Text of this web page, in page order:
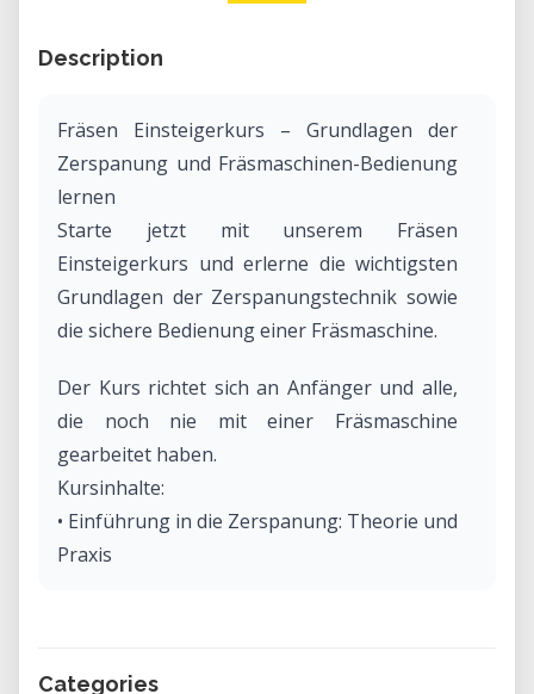
Description
Fräsen Einsteigerkurs – Grundlagen der
Zerspanung und Fräsmaschinen-Bedienung
lernen
Starte jetzt mit unserem Fräsen
Einsteigerkurs und erlerne die wichtigsten
Grundlagen der Zerspanungstechnik sowie
die sichere Bedienung einer Fräsmaschine.
Der Kurs richtet sich an Anfänger und alle,
die noch nie mit einer Fräsmaschine
gearbeitet haben.
Kursinhalte:
• Einführung in die Zerspanung: Theorie und
Praxis
(konventionelles Fräsen und Bohren, ohne
Categories